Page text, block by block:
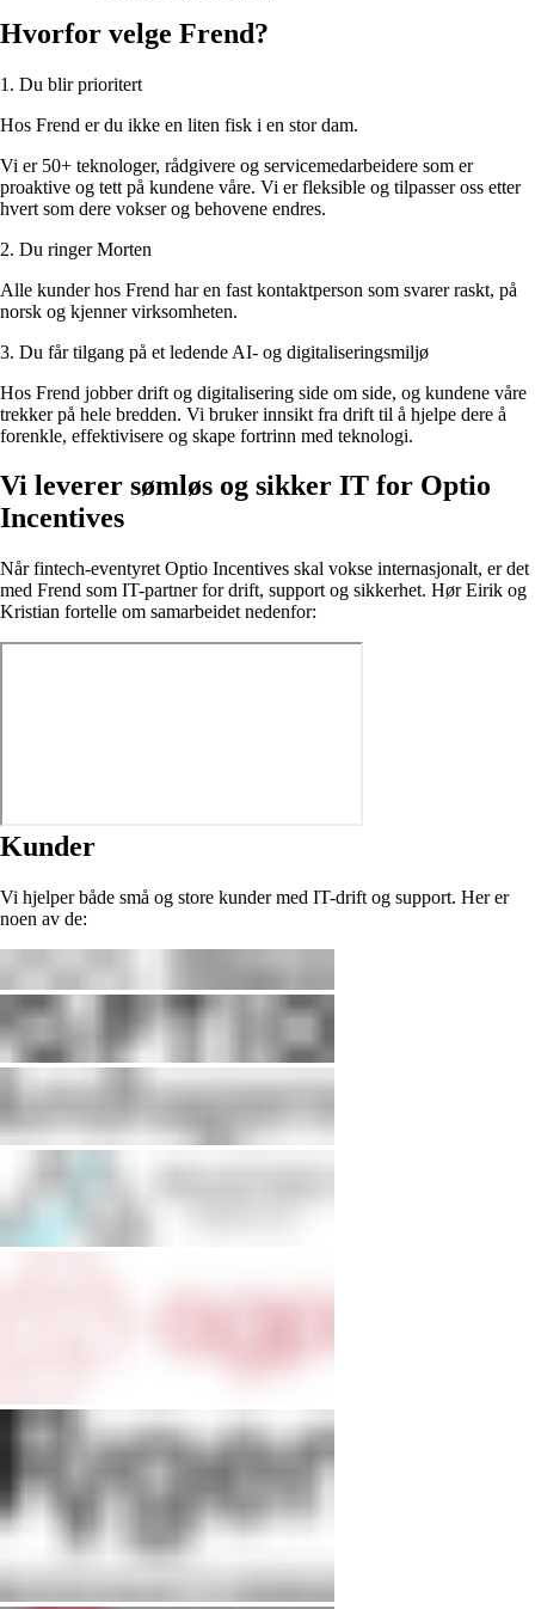
Hvorfor velge Frend?
1. Du blir prioritert
Hos Frend er du ikke en liten fisk i en stor dam.
Vi er 50+ teknologer, rådgivere og servicemedarbeidere som er
proaktive og tett på kundene våre. Vi er fleksible og tilpasser oss etter
hvert som dere vokser og behovene endres.
2. Du ringer Morten
Alle kunder hos Frend har en fast kontaktperson som svarer raskt, på
norsk og kjenner virksomheten.
3. Du får tilgang på et ledende AI- og digitaliseringsmiljø
Hos Frend jobber drift og digitalisering side om side, og kundene våre
trekker på hele bredden. Vi bruker innsikt fra drift til å hjelpe dere å
forenkle, effektivisere og skape fortrinn med teknologi.
Vi leverer sømløs og sikker IT for Optio
Incentives
Når fintech-eventyret Optio Incentives skal vokse internasjonalt, er det
med Frend som IT-partner for drift, support og sikkerhet. Hør Eirik og
Kristian fortelle om samarbeidet nedenfor:
Kunder
Vi hjelper både små og store kunder med IT-drift og support. Her er
noen av de: